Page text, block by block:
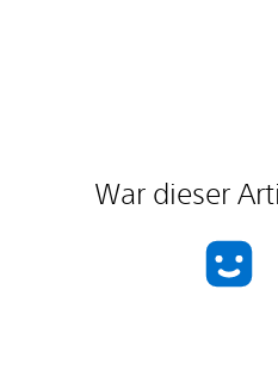
War dieser